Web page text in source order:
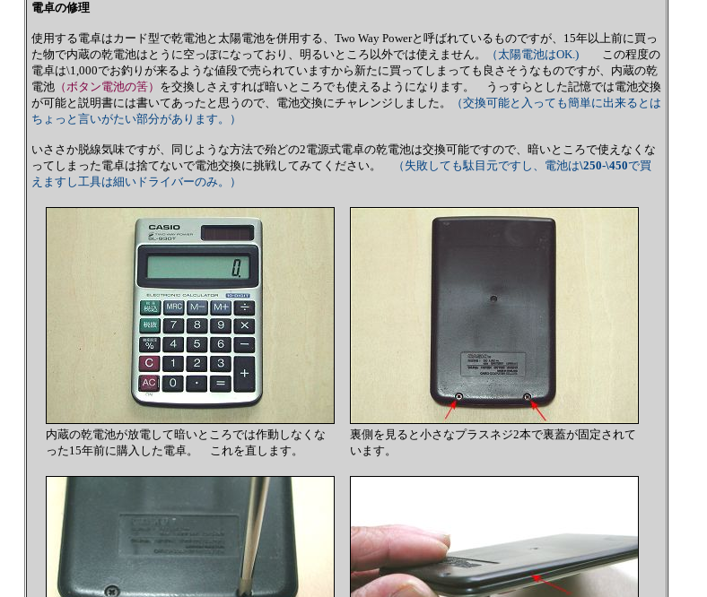
電卓の修理
使用する電卓はカード型で乾電池と太陽電池を併用する、Two Way Powerと呼ばれているものですが、15年以上前に買っ
た物で内蔵の乾電池はとうに空っぽになっており、明るいところ以外では使えません。
（太陽電池はOK.) この程度の
電卓は\1,000でお釣りが来るような値段で売られていますから新たに買ってしまっても良さそうなものですが、内蔵の乾
電池 （ボタン電池の筈） を交換しさえすれば暗いところでも使えるようになります。 うっすらとした記憶では電池交換
が可能と説明書には書いてあったと思うので、電池交換にチャレンジしました。
（交換可能と入っても簡単に出来るとは
ちょっと言いがたい部分があります。）
いささか脱線気味ですが、同じような方法で殆どの2電源式電卓の乾電池は交換可能ですので、暗いところで使えなくな
ってしまった電卓は捨てないで電池交換に挑戦してみてください。
（失敗しても駄目元ですし、電池は\250-\450で買
えますし工具は細いドライバーのみ。）
内蔵の乾電池が放電して暗いところでは作動しなくな
った15年前に購入した電卓。 これを直します。
裏側を見ると小さなプラスネジ2本で裏蓋が固定されて
います。